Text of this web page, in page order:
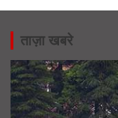
ताज़ा खबरे